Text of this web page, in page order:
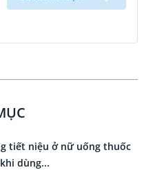
tiết niệu ở nữ uống thuốc
dùng...